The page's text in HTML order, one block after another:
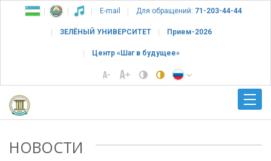
E-mail Для обращений: 71-203-44-44
ЗЕЛЁНЫЙ УНИВЕРСИТЕТ Прием-2026
Центр «Шаг в будущее»
НОВОСТИ